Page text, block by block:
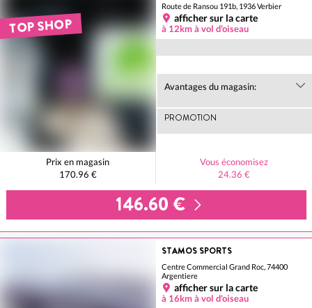
TOP SHOP
Route de Ransou 191b, 1936 Verbier
afficher sur la carte
à 12km à vol d'oiseau
Avantages du magasin:
PROMOTION
Prix en magasin
170.96 €
Vous économisez
24.36 €
146.60 €
STAMOS SPORTS
Centre Commercial Grand Roc, 74400
Argentiere
afficher sur la carte
à 16km à vol d'oiseau